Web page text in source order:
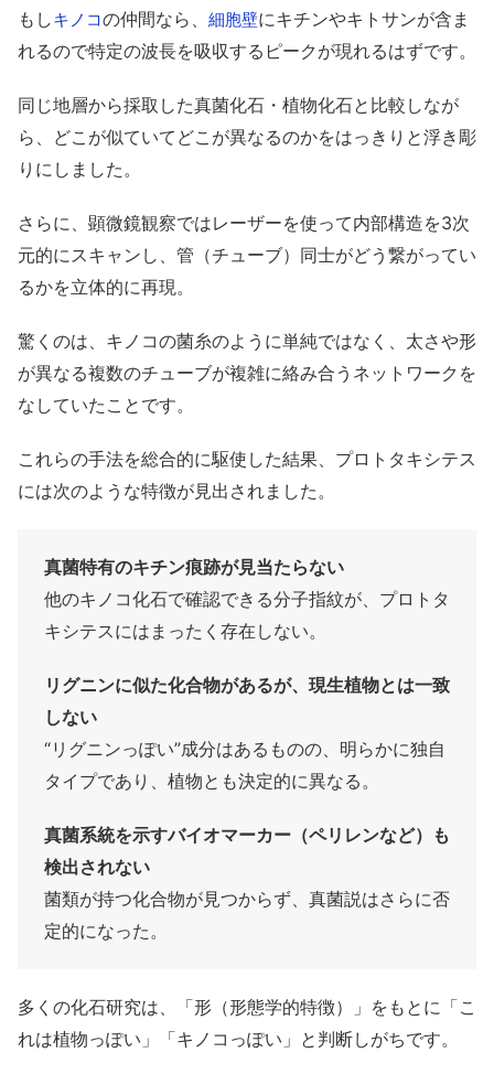
もしキノコの仲間なら、 細胞壁にキチンやキトサンが含ま
れるので特定の波長を吸収するピークが現れるはずです。
同じ地層から採取した真菌化石・植物化石と比較しなが
ら、どこが似ていてどこが異なるのかをはっきりと浮き彫
りにしました。
さらに、顕微鏡観察ではレーザーを使って内部構造を3次
元的にスキャンし、管（チューブ）同士がどう繋がってい
るかを立体的に再現。
驚くのは、キノコの菌糸のように単純ではなく、太さや形
が異なる複数のチューブが複雑に絡み合うネットワークを
なしていたことです。
これらの手法を総合的に駆使した結果、プロトタキシテス
には次のような特徴が見出されました。
真菌特有のキチン痕跡が見当たらない
他のキノコ化石で確認できる分子指紋が、プロトタ
キシテスにはまったく存在しない。
リグニンに似た化合物があるが、現生植物とは一致
しない
“リグニンっぽい”成分はあるものの、明らかに独自
タイプであり、植物とも決定的に異なる。
真菌系統を示すバイオマーカー（ペリレンなど）も
検出されない
菌類が持つ化合物が見つからず、真菌説はさらに否
定的になった。
多くの化石研究は、「形（形態学的特徴）」をもとに「こ
れは植物っぽい」「キノコっぽい」と判断しがちです。